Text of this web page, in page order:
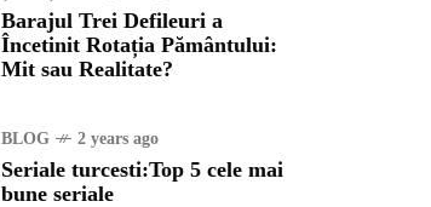
Barajul Trei Defileuri a
Încetinit Rotația Pământului:
Mit sau Realitate?
BLOG 2 years ago
Seriale turcesti:Top 5 cele mai
bune seriale